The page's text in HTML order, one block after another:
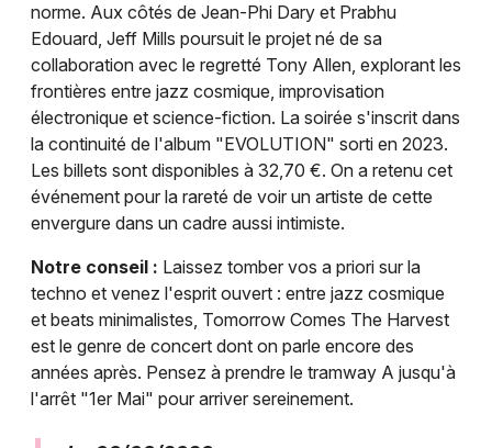
norme. Aux côtés de Jean-Phi Dary et Prabhu
Edouard, Jeff Mills poursuit le projet né de sa
collaboration avec le regretté Tony Allen, explorant les
frontières entre jazz cosmique, improvisation
électronique et science-fiction. La soirée s'inscrit dans
la continuité de l'album "EVOLUTION" sorti en 2023.
Les billets sont disponibles à 32,70 €. On a retenu cet
événement pour la rareté de voir un artiste de cette
envergure dans un cadre aussi intimiste.
Notre conseil : Laissez tomber vos a priori sur la
techno et venez l'esprit ouvert : entre jazz cosmique
et beats minimalistes, Tomorrow Comes The Harvest
est le genre de concert dont on parle encore des
années après. Pensez à prendre le tramway A jusqu'à
l'arrêt "1er Mai" pour arriver sereinement.